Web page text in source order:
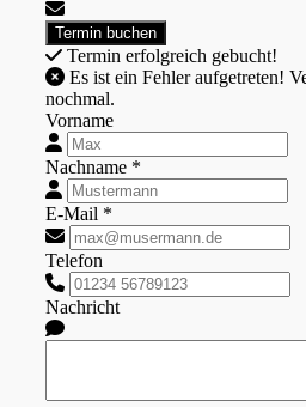
Termin erfolgreich gebucht!
nochmal.
Vorname
Nachname *
E-Mail *
Telefon
Nachricht